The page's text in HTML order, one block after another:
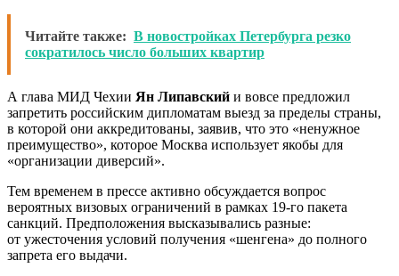
Читайте также: В новостройках Петербурга резко
сократилось число больших квартир
А глава МИД Чехии Ян Липавский и вовсе предложил
запретить российским дипломатам выезд за пределы страны,
в которой они аккредитованы, заявив, что это «ненужное
преимущество», которое Москва использует якобы для
«организации диверсий».
Тем временем в прессе активно обсуждается вопрос
вероятных визовых ограничений в рамках 19-го пакета
санкций. Предположения высказывались разные:
от ужесточения условий получения «шенгена» до полного
запрета его выдачи.